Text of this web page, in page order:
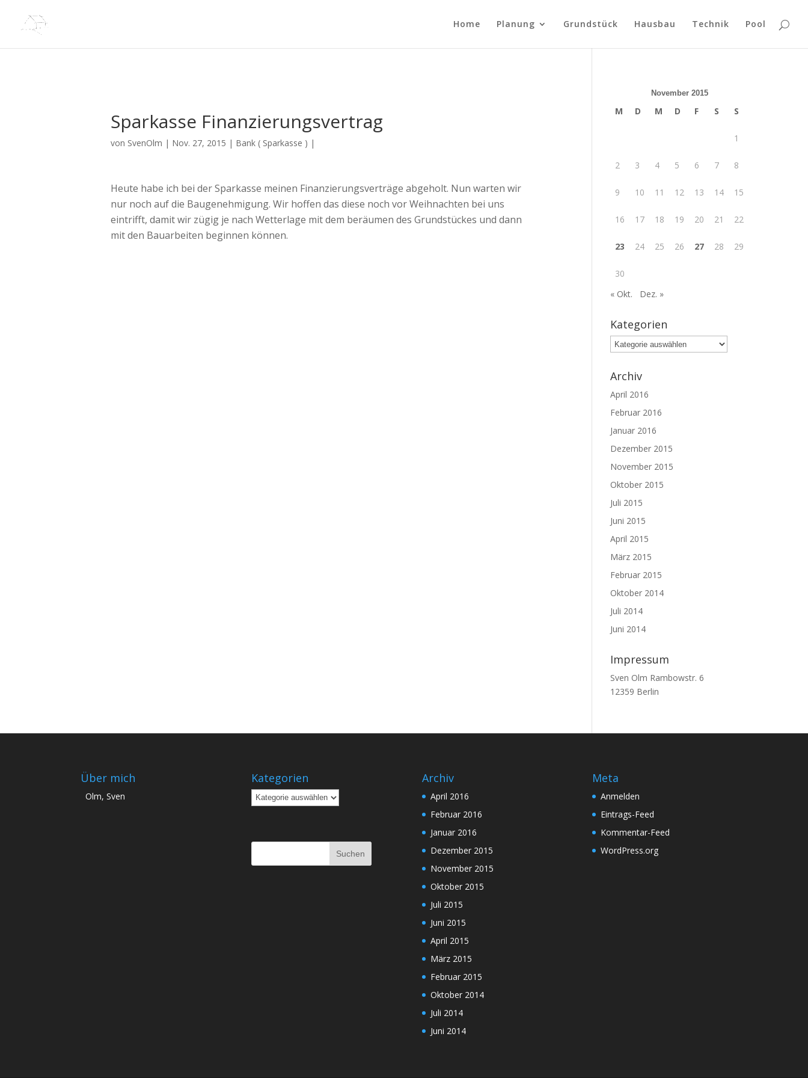
Home Planung Grundstück Hausbau Technik Pool
Sparkasse Finanzierungsvertrag
von SvenOlm | Nov. 27, 2015 | Bank ( Sparkasse ) |
Heute habe ich bei der Sparkasse meinen Finanzierungsverträge abgeholt. Nun warten wir
nur noch auf die Baugenehmigung. Wir hoffen das diese noch vor Weihnachten bei uns
eintrifft, damit wir zügig je nach Wetterlage mit dem beräumen des Grundstückes und dann
mit den Bauarbeiten beginnen können.
November 2015
M D M D F S S
1
2 3 4 5 6 7 8
9 10 11 12 13 14 15
16 17 18 19 20 21 22
23 24 25 26 27 28 29
30
« Okt.
Dez. »
Kategorien
Kategorien
Archiv
April 2016
Februar 2016
Januar 2016
Dezember 2015
November 2015
Oktober 2015
Juli 2015
Juni 2015
April 2015
März 2015
Februar 2015
Oktober 2014
Juli 2014
Juni 2014
Impressum
Sven Olm Rambowstr. 6
12359 Berlin
Über mich
Olm, Sven
Kategorien
Kategorien
Archiv
April 2016
Februar 2016
Januar 2016
Dezember 2015
November 2015
Oktober 2015
Juli 2015
Juni 2015
April 2015
März 2015
Februar 2015
Oktober 2014
Juli 2014
Juni 2014
Meta
Anmelden
Eintrags-Feed
Kommentar-Feed
WordPress.org